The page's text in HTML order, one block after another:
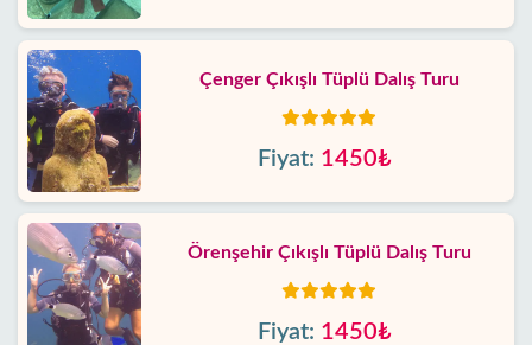
Çenger Çıkışlı Tüplü Dalış Turu
Fiyat: 1450₺
Örenşehir Çıkışlı Tüplü Dalış Turu
Fiyat: 1450₺